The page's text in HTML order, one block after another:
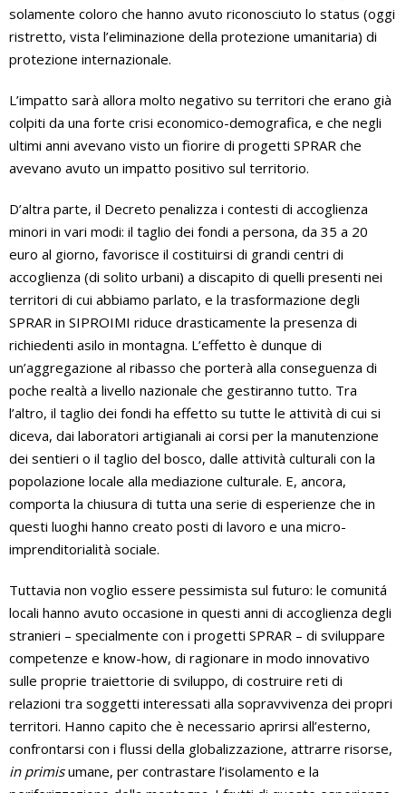
solamente coloro che hanno avuto riconosciuto lo status (oggi
ristretto, vista l’eliminazione della protezione umanitaria) di
protezione internazionale.
L’impatto sarà allora molto negativo su territori che erano già
colpiti da una forte crisi economico-demografica, e che negli
ultimi anni avevano visto un fiorire di progetti SPRAR che
avevano avuto un impatto positivo sul territorio.
D’altra parte, il Decreto penalizza i contesti di accoglienza
minori in vari modi: il taglio dei fondi a persona, da 35 a 20
euro al giorno, favorisce il costituirsi di grandi centri di
accoglienza (di solito urbani) a discapito di quelli presenti nei
territori di cui abbiamo parlato, e la trasformazione degli
SPRAR in SIPROIMI riduce drasticamente la presenza di
richiedenti asilo in montagna. L’effetto è dunque di
un’aggregazione al ribasso che porterà alla conseguenza di
poche realtà a livello nazionale che gestiranno tutto. Tra
l’altro, il taglio dei fondi ha effetto su tutte le attività di cui si
diceva, dai laboratori artigianali ai corsi per la manutenzione
dei sentieri o il taglio del bosco, dalle attività culturali con la
popolazione locale alla mediazione culturale. E, ancora,
comporta la chiusura di tutta una serie di esperienze che in
questi luoghi hanno creato posti di lavoro e una micro-
imprenditorialità sociale.
Tuttavia non voglio essere pessimista sul futuro: le comunitá
locali hanno avuto occasione in questi anni di accoglienza degli
stranieri – specialmente con i progetti SPRAR – di sviluppare
competenze e know-how, di ragionare in modo innovativo
sulle proprie traiettorie di sviluppo, di costruire reti di
relazioni tra soggetti interessati alla sopravvivenza dei propri
territori. Hanno capito che è necessario aprirsi all’esterno,
confrontarsi con i flussi della globalizzazione, attrarre risorse,
in primisumane, per contrastare l’isolamento e la